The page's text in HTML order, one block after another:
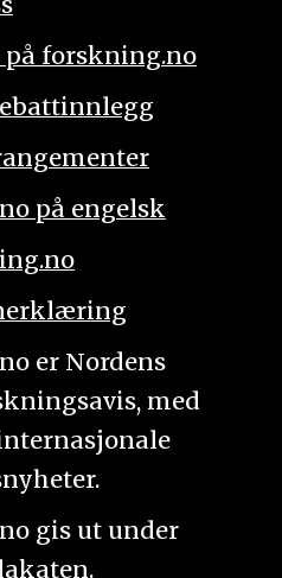
på forskning.no
på engelsk
er Nordens
med
gis ut under
.